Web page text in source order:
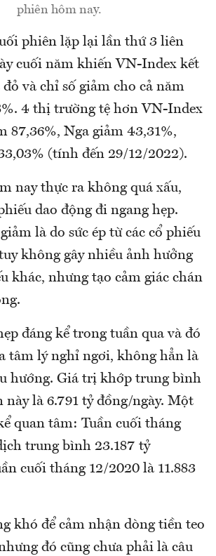
phiên hôm nay.
phiên lặp lại lần thứ 3 liên
cuối năm khiến VN-Index kết
và chỉ số giảm cho cả năm
4 thị trường tệ hơn VN-Index
87,36%, Nga giảm 43,31%,
(tính đến 29/12/2022).
nay thực ra không quá xấu,
dao động đi ngang hẹp.
là do sức ép từ các cổ phiếu
không gây nhiều ảnh hưởng
khác, nhưng tạo cảm giác chán
đáng kể trong tuần qua và đó
tâm lý nghỉ ngơi, không hẳn là
hướng. Giá trị khớp trung bình
là 6.791 tỷ đồng/ngày. Một
quan tâm: Tuần cuối tháng
trung bình 23.187 tỷ
cuối tháng 12/2020 là 11.883
khó để cảm nhận dòng tiền teo
đó cũng chưa phải là câu